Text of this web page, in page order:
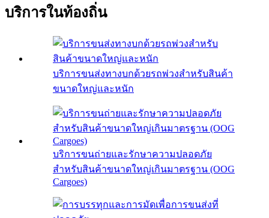
บริการในท้องถิ่น
บริการขนส่งทางบกด้วยรถพ่วงสำหรับสินค้า
ขนาดใหญ่และหนัก
บริการขนถ่ายและรักษาความปลอดภัย
สำหรับสินค้าขนาดใหญ่เกินมาตรฐาน (OOG
Cargoes)